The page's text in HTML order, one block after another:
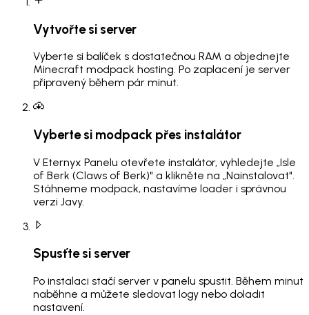
Vytvořte si server
Vyberte si balíček s dostatečnou RAM a objednejte
Minecraft modpack hosting. Po zaplacení je server
připravený během pár minut.
Vyberte si modpack přes instalátor
V Eternyx Panelu otevřete instalátor, vyhledejte „Isle
of Berk (Claws of Berk)" a klikněte na „Nainstalovat".
Stáhneme modpack, nastavíme loader i správnou
verzi Javy.
Spusťte si server
Po instalaci stačí server v panelu spustit. Během minut
naběhne a můžete sledovat logy nebo doladit
nastavení.